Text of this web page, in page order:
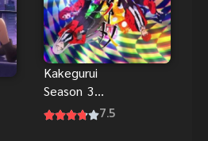
Kakegurui
Season 3
(TBA) โคตร7.5